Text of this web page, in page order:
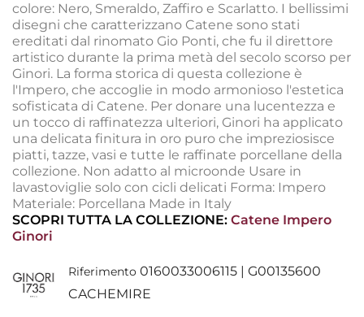
colore: Nero, Smeraldo, Zaffiro e Scarlatto. I bellissimi
disegni che caratterizzano Catene sono stati
ereditati dal rinomato Gio Ponti, che fu il direttore
artistico durante la prima metà del secolo scorso per
Ginori. La forma storica di questa collezione è
l'Impero, che accoglie in modo armonioso l'estetica
sofisticata di Catene. Per donare una lucentezza e
un tocco di raffinatezza ulteriori, Ginori ha applicato
una delicata finitura in oro puro che impreziosisce
piatti, tazze, vasi e tutte le raffinate porcellane della
collezione. Non adatto al microonde Usare in
lavastoviglie solo con cicli delicati Forma: Impero
Materiale: Porcellana Made in Italy
SCOPRI TUTTA LA COLLEZIONE: Catene Impero
Ginori
Riferimento 0160033006115 | G00135600
CACHEMIRE